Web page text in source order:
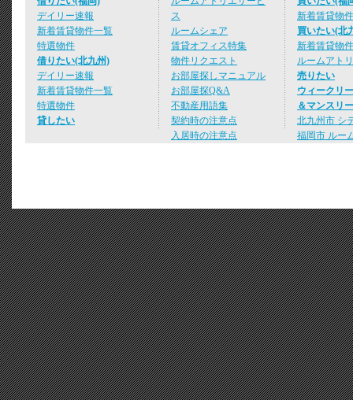
デイリー速報
新着賃貸物件一覧
特選物件
借りたい(北九州)
デイリー速報
新着賃貸物件一覧
特選物件
貸したい
ス
ルームシェア
賃貸オフィス特集
物件リクエスト
お部屋探しマニュアル
お部屋探Q&A
不動産用語集
契約時の注意点
入居時の注意点
新着賃貸物
買いたい(北
新着賃貸物
ルームアト
売りたい
ウィークリー
＆マンスリ
北九州市 シ
福岡市 ルー